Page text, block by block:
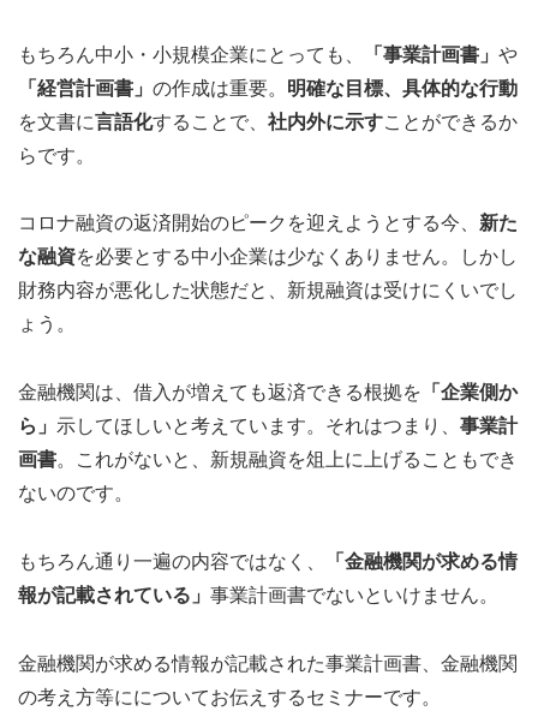
もちろん中小・小規模企業にとっても、 「事業計画書」 や
「経営計画書」 の作成は重要。 明確な目標、具体的な行動
を文書に言語化することで、 社内外に示すことができるか
らです。
コロナ融資の返済開始のピークを迎えようとする今、 新た
な融資を必要とする中小企業は少なくありません。しかし
財務内容が悪化した状態だと、新規融資は受けにくいでし
ょう。
金融機関は、借入が増えても返済できる根拠を 「企業側か
ら」 示してほしいと考えています。それはつまり、 事業計
画書。これがないと、新規融資を俎上に上げることもでき
ないのです。
もちろん通り一遍の内容ではなく、
「金融機関が求める情
報が記載されている」 事業計画書でないといけません。
金融機関が求める情報が記載された事業計画書、金融機関
の考え方等にについてお伝えするセミナーです。